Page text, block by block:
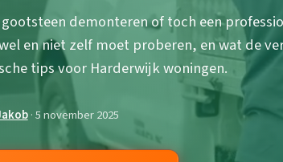
demonteren of toch een
en niet zelf moet proberen, en wat de
tips voor Harderwijk woningen.
· 5 november 2025